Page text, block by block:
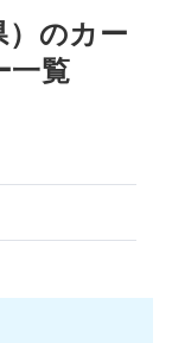
）のカー
一覧